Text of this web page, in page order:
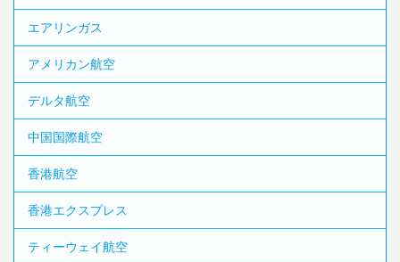
エアリンガス
アメリカン航空
デルタ航空
中国国際航空
香港航空
香港エクスプレス
ティーウェイ航空